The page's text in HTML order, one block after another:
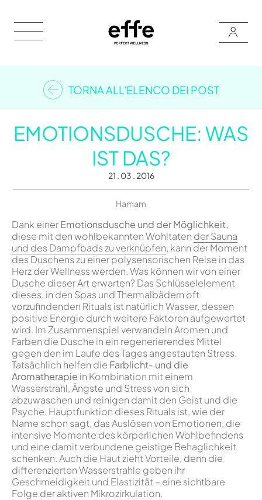
TORNA ALL'ELENCO DEI POST
EMOTIONSDUSCHE: WAS
IST DAS?
21 . 03 . 2016
Hamam
Dank einerEmotionsdusche und der Möglichkeit,
diese mit den wohlbekannten Wohltaten der Sauna
und des Dampfbads zu verknüpfen, kann der Moment
des Duschens zu einer polysensorischen Reise in das
Herz der Wellness werden. Was können wir von einer
Dusche dieser Art erwarten? Das Schlüsselelement
dieses, in den Spas und Thermalbädern oft
vorzufindenden Rituals ist natürlich Wasser, dessen
positive Energie durch weitere Faktoren aufgewertet
wird. Im Zusammenspiel verwandeln Aromen und
Farben die Dusche in ein regenerierendes Mittel
gegen den im Laufe des Tages angestauten Stress.
Tatsächlich helfen die Farblicht- und die
Aromatherapie in Kombination mit einem
Wasserstrahl, Ängste und Stress von sich
abzuwaschen und reinigen damit den Geist und die
Psyche. Hauptfunktion dieses Rituals ist, wie der
Name schon sagt, das Auslösen von Emotionen, die
intensive Momente des körperlichen Wohlbefindens
und eine damit verbundene geistige Behaglichkeit
schenken. Auch die Haut zieht Vorteile, denn die
differenzierten Wasserstrahle geben ihr
Geschmeidigkeit und Elastizität – eine sichtbare
Folge der aktiven Mikrozirkulation.